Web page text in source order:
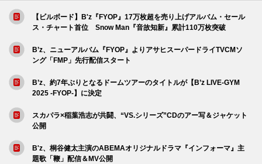
【ビルボード】B'z『FYOP』17万枚超を売り上げアルバム・セール
ス・チャート首位 Snow Man『音故知新』累計110万枚突破
B’z、ニューアルバム『FYOP』よりアサヒスーパードライTVCMソ
ング「FMP」先行配信スタート
B’z、約7年ぶりとなるドームツアーのタイトルが【B’z LIVE-GYM
2025 -FYOP-】に決定
スカパラ×稲葉浩志が共闘、“VS.シリーズ”CDのアー写＆ジャケット
公開
B'z、桐谷健太主演のABEMAオリジナルドラマ『インフォーマ』主
題歌「鞭」配信＆MV公開